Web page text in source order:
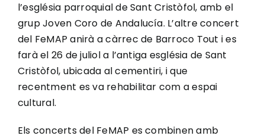
l’església parroquial de Sant Cristòfol, amb el
grup Joven Coro de Andalucía. L’altre concert
del FeMAP anirà a càrrec de Barroco Tout i es
farà el 26 de juliol a l’antiga església de Sant
Cristòfol, ubicada al cementiri, i que
recentment es va rehabilitar com a espai
cultural.
Els concerts del FeMAP es combinen amb